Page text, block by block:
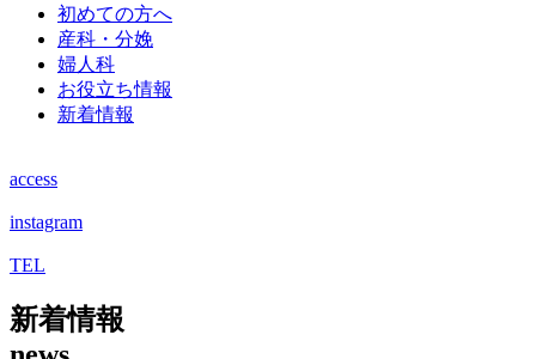
初めての方へ
産科・分娩
婦人科
お役立ち情報
新着情報
access
instagram
TEL
新着情報